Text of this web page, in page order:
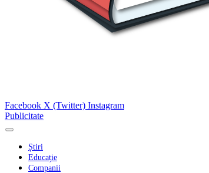
Facebook X (Twitter) Instagram
Publicitate
Știri
Educație
Companii